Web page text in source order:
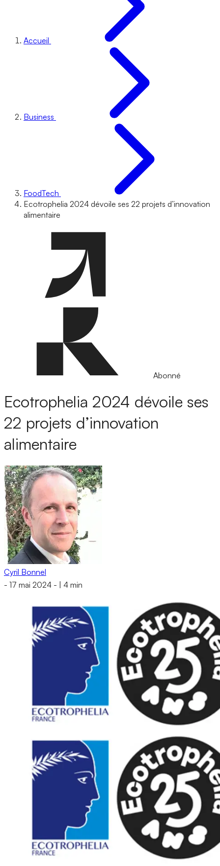
Accueil
Business
FoodTech
Ecotrophelia 2024 dévoile ses 22 projets d’innovation
alimentaire
Abonné
Ecotrophelia 2024 dévoile ses
22 projets d’innovation
alimentaire
Cyril Bonnel
- 17 mai 2024 - 4 min